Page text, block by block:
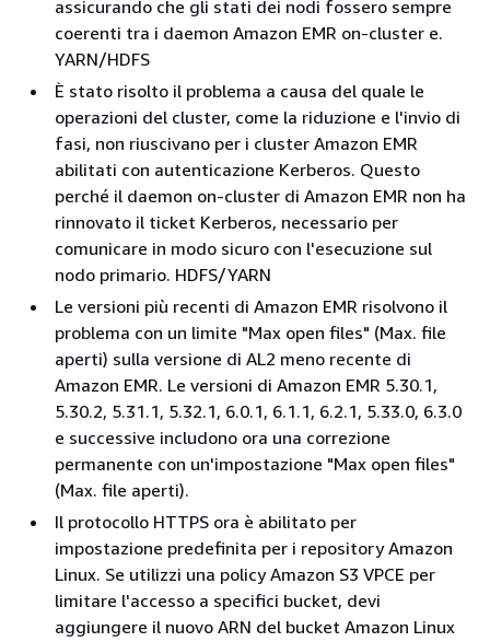
assicurando che gli stati dei nodi fossero sempre
coerenti tra i daemon Amazon EMR on-cluster e.
YARN/HDFS
È stato risolto il problema a causa del quale le
operazioni del cluster, come la riduzione e l'invio di
fasi, non riuscivano per i cluster Amazon EMR
abilitati con autenticazione Kerberos. Questo
perché il daemon on-cluster di Amazon EMR non ha
rinnovato il ticket Kerberos, necessario per
comunicare in modo sicuro con l'esecuzione sul
nodo primario. HDFS/YARN
Le versioni più recenti di Amazon EMR risolvono il
problema con un limite "Max open files" (Max. file
aperti) sulla versione di AL2 meno recente di
Amazon EMR. Le versioni di Amazon EMR 5.30.1,
5.30.2, 5.31.1, 5.32.1, 6.0.1, 6.1.1, 6.2.1, 5.33.0, 6.3.0
e successive includono ora una correzione
permanente con un'impostazione "Max open files"
(Max. file aperti).
Il protocollo HTTPS ora è abilitato per
impostazione predefinita per i repository Amazon
Linux. Se utilizzi una policy Amazon S3 VPCE per
limitare l'accesso a specifici bucket, devi
aggiungere il nuovo ARN del bucket Amazon Linux